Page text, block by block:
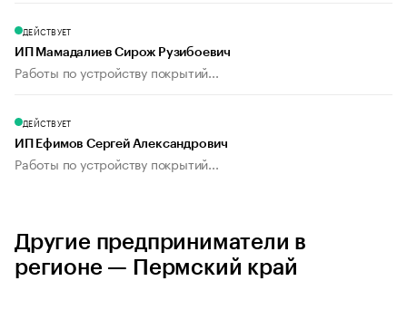
ДЕЙСТВУЕТ
ИП Мамадалиев Сирож Рузибоевич
Работы по устройству покрытий...
ДЕЙСТВУЕТ
ИП Ефимов Сергей Александрович
Работы по устройству покрытий...
Другие предприниматели в
регионе — Пермский край